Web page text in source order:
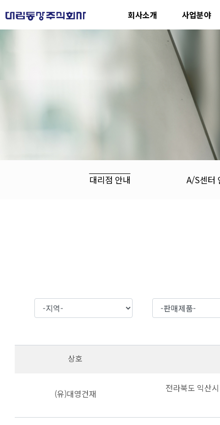
회사소개 사업분야
대리점 안내 A/S센터
상호
(유)대영건재 전라북도 익산